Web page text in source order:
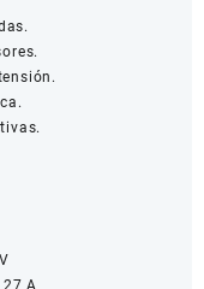
A